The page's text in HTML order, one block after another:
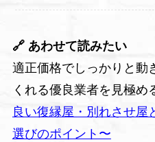
🔗 あわせて読みたい
適正価格でしっかりと動
くれる優良業者を見極め
良い復縁屋・別れさせ屋
選びのポイント〜